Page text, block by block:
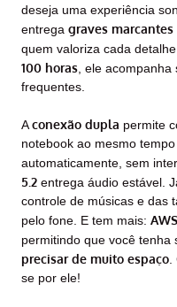
deseja uma experiência
entrega graves
quem valoriza cada
100 horas , ele
frequentes.
Aconexão dupla permite
notebook ao mesmo
automaticamente, sem
5.2 entrega áudio estável.
controle de músicas e das
pelo fone. E tem mais:
permitindo que você tenha
precisar de muito espaço
se por ele!